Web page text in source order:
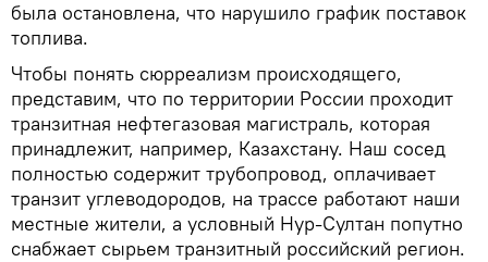
была остановлена, что нарушило график поставок
топлива.
Чтобы понять сюрреализм происходящего,
представим, что по территории России проходит
транзитная нефтегазовая магистраль, которая
принадлежит, например, Казахстану. Наш сосед
полностью содержит трубопровод, оплачивает
транзит углеводородов, на трассе работают наши
местные жители, а условный Нур-Султан попутно
снабжает сырьем транзитный российский регион.